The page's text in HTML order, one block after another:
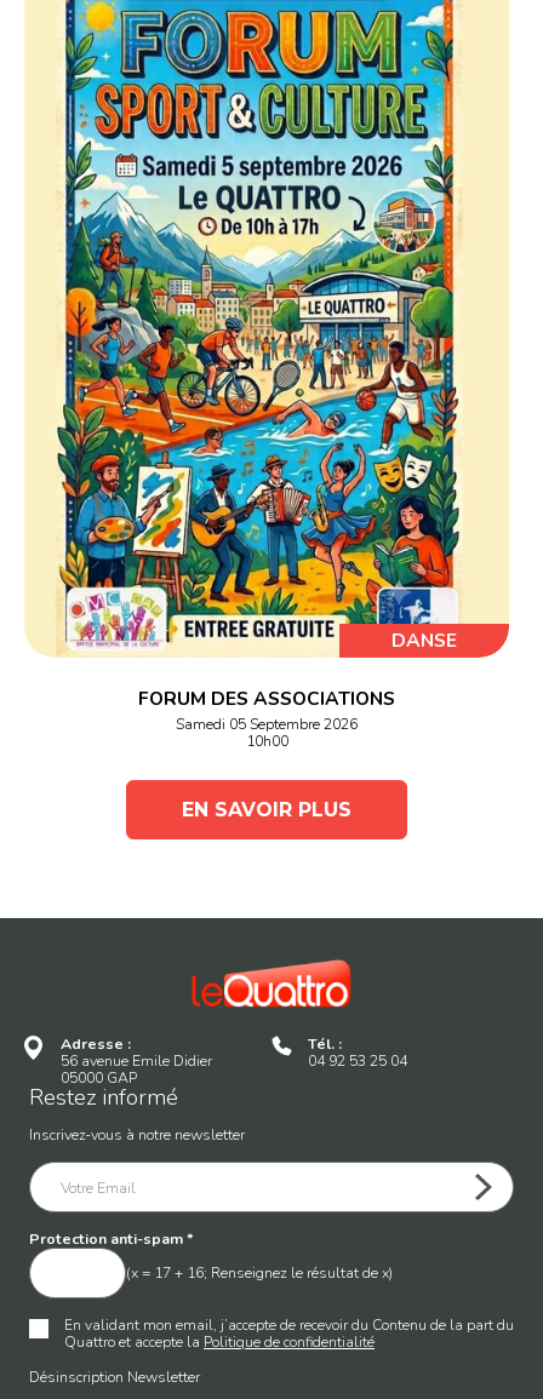
DANSE
FORUM DES ASSOCIATIONS
Samedi 05 Septembre 2026
10h00
EN SAVOIR PLUS
Adresse :
56 avenue Emile Didier
05000 GAP
Tél. :
04 92 53 25 04
Restez informé
Inscrivez-vous à notre newsletter
Protection anti-spam*
(x = 17 + 16; Renseignez le résultat de x)
En validant mon email, j’accepte de recevoir du Contenu de la part du
Quattro et accepte la Politique de confidentialité
Désinscription Newsletter